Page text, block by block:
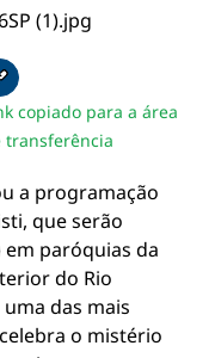
no twitterpelo email
link da notícia
copiado para a área
transferência
a programação
que serão
paróquias da
do Rio
das mais
o mistério